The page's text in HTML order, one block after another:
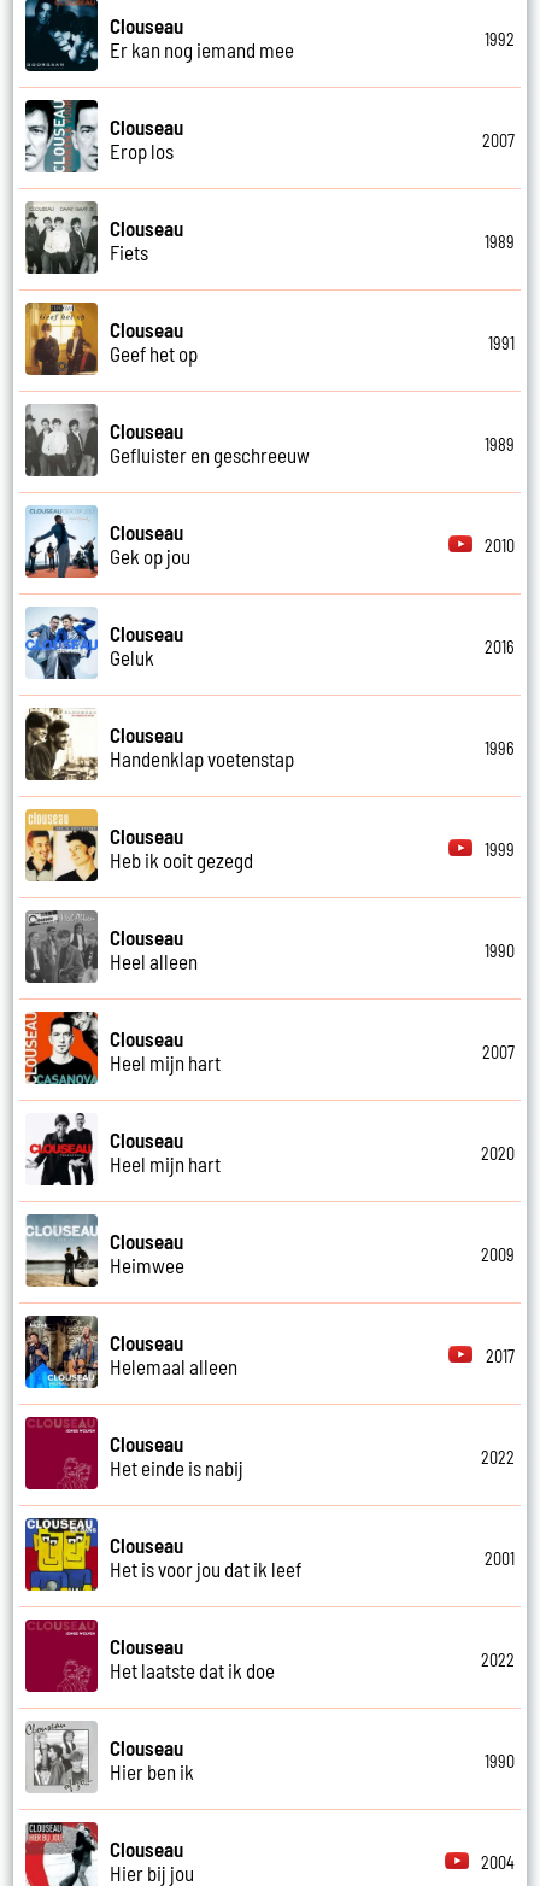
Clouseau
Er kan nog iemand mee
1992
Clouseau
Erop los
2007
Clouseau
Fiets
1989
Clouseau
Geef het op
1991
Clouseau
Gefluister en geschreeuw
1989
Clouseau
Gek op jou
2010
Clouseau
Geluk
2016
Clouseau
Handenklap voetenstap
1996
Clouseau
Heb ik ooit gezegd
1999
Clouseau
Heel alleen
1990
Clouseau
Heel mijn hart
2007
Clouseau
Heel mijn hart
2020
Clouseau
Heimwee
2009
Clouseau
Helemaal alleen
2017
Clouseau
Het einde is nabij
2022
Clouseau
Het is voor jou dat ik leef
2001
Clouseau
Het laatste dat ik doe
2022
Clouseau
Hier ben ik
1990
Clouseau
Hier bij jou
2004